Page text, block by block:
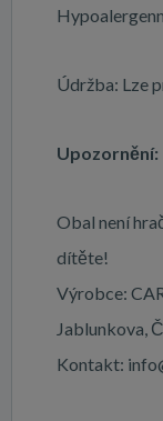
Údržba: Lze
Upozornění:
Obal není
dítěte!
Výrobce:
Jablunkova,
Kontakt: